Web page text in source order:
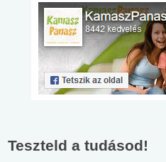
Teszteld a tudásod!